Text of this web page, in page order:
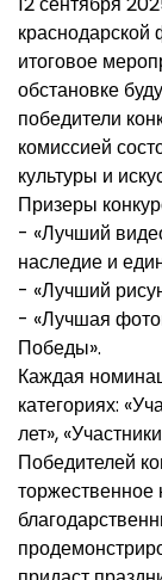
итоговое
обстановке
победители
комиссией
культуры и
Призеры
- «Лучший
наследие и
- «Лучший
- «Лучшая
Победы».
Каждая
категориях:
лет»,
Победителей